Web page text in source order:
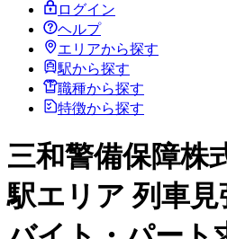
ログイン
ヘルプ
エリアから探す
駅から探す
職種から探す
特徴から探す
三和警備保障株
駅エリア 列車